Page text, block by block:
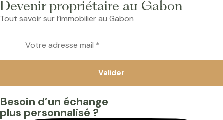
Devenir propriétaire au Gabon
Tout savoir sur l’immobilier au Gabon
Besoin d’un échange
plus personnalisé ?